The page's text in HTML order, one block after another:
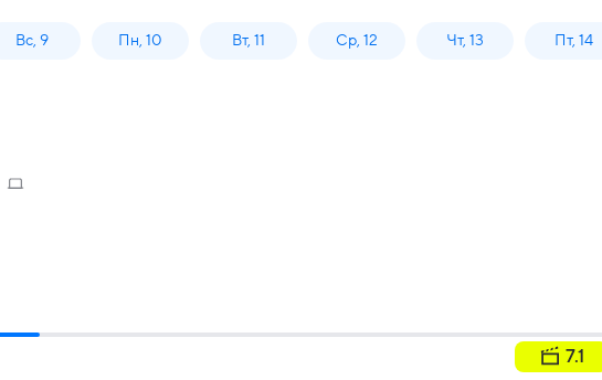
Вс, 9 Пн, 10 Вт, 11 Ср, 12 Чт, 13 Пт, 14
7.1